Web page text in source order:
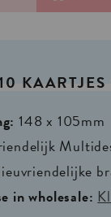
KAARTJES
148 x 105mm
in wholesale: